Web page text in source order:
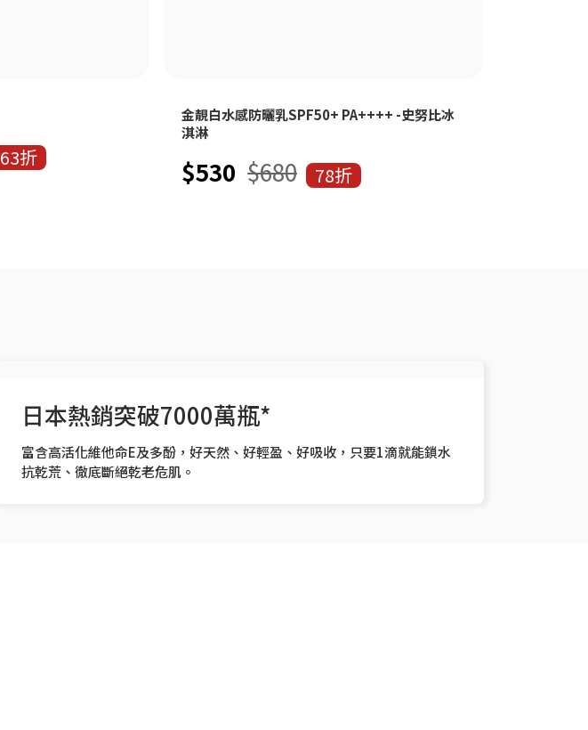
63折
金靚白水感防曬乳SPF50+ PA++++ -史努比冰
淇淋
$530 $680 78折
日本熱銷突破7000萬瓶*
富含高活化維他命E及多酚，好天然、好輕盈、好吸收，只要1滴就能鎖水
抗乾荒、徹底斷絕乾老危肌。